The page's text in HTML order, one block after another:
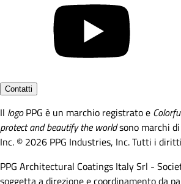
Contatti
Il logoPPG è un marchio registrato e
protect and beautify the worldsono marchi
Inc. © 2026 PPG Industries, Inc. Tutti i
PPG Architectural Coatings Italy Srl -
soggetta a direzione e coordinamento da